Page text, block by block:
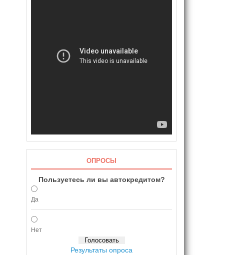
ОПРОСЫ
Пользуетесь ли вы автокредитом?
Да
Нет
Результаты опроса